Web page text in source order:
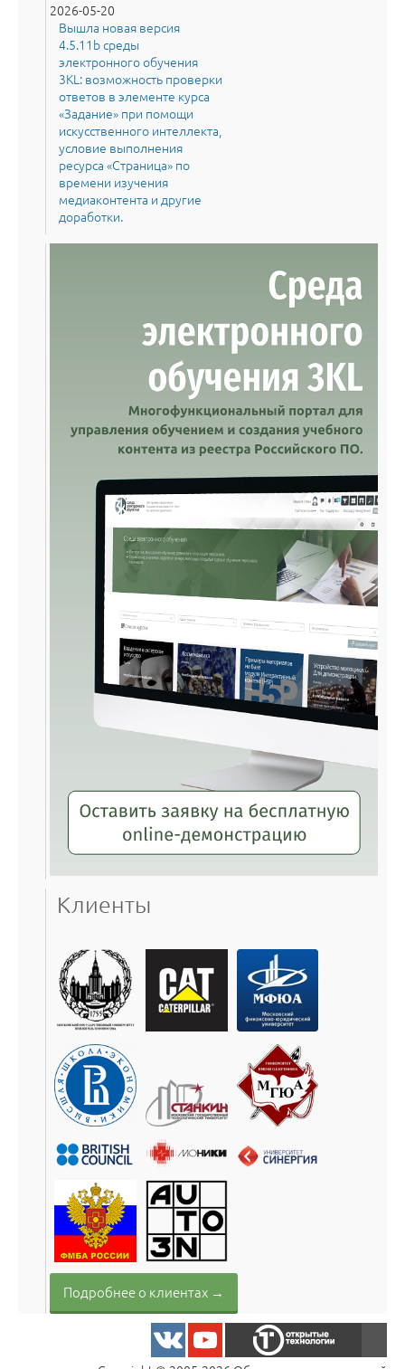
2026-05-20
Вышла новая версия
4.5.11b среды
электронного обучения
3KL: возможность проверки
ответов в элементе курса
«Задание» при помощи
искусственного интеллекта,
условие выполнения
ресурса «Страница» по
времени изучения
медиаконтента и другие
доработки.
Клиенты
Подробнее о клиентах →